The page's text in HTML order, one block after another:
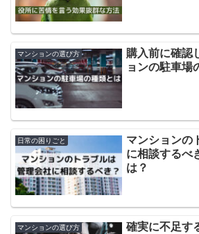
マンションの選び方
購入前に確認
ョンの駐車場
日常の困りごと
マンションの
に相談するべ
は？
マンションの選び方
確実に不足す